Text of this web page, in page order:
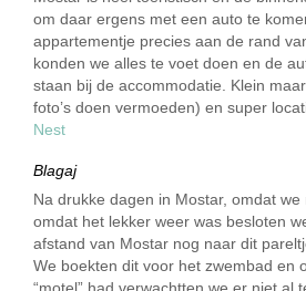
om daar ergens met een auto te
appartementje precies aan de rand
konden we alles te voet doen en de
staan bij de accommodatie. Klein
foto’s doen vermoeden) en super
Nest
Blagaj
Na drukke dagen in Mostar, omdat
omdat het lekker weer was besloten
afstand van Mostar nog naar dit
We boekten dit voor het zwembad en
“motel” had verwachtten we er niet al